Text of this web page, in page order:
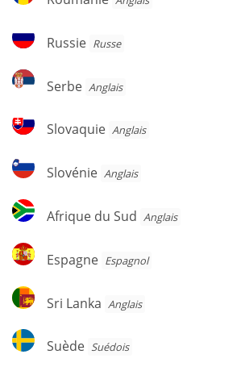
Russie
Russie Russe
Serbe
Serbe Anglais
Slovaquie
Slovaquie Anglais
Slovénie
Slovénie Anglais
Afrique
du
Afrique du Sud Anglais
Espagne
Espagne Espagnol
Sri
Lanka
Sri Lanka Anglais
Suède
Suède Suédois